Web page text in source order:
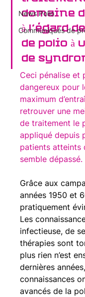
News Polio
Communiqués de
domaine
à l’égard
de polio à
de
Ceci pénalise et
dangereux pour
maximum
retrouver une
de traitement le
appliqué depuis
patients atteints
semble dépassé.
Grâce aux
années 1950 et
pratiquement
Les
infectieuse, de
thérapies sont
plus rien n’est
dernières
connaissances
avancés de la